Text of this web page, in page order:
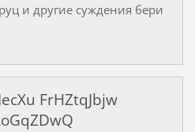
и другие суждения бери
FrHZtqJbjw